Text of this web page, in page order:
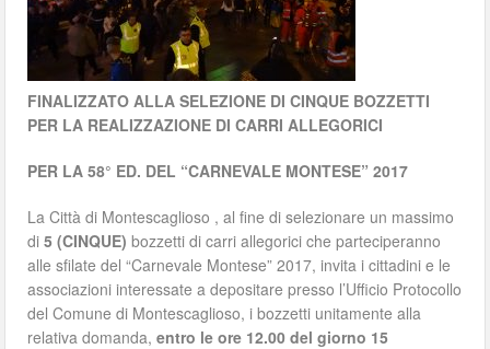
FINALIZZATO ALLA SELEZIONE DI CINQUE BOZZETTI
PER LA REALIZZAZIONE DI CARRI ALLEGORICI
PER LA 58° ED. DEL “CARNEVALE MONTESE” 2017
La Città di Montescaglioso , al fine di selezionare un massimo
di5 (CINQUE) bozzetti di carri allegorici che parteciperanno
alle sfilate del “Carnevale Montese” 2017, invita i cittadini e le
associazioni interessate a depositare presso l’Ufficio Protocollo
del Comune di Montescaglioso, i bozzetti unitamente alla
relativa domanda,entro le ore 12.00 del giorno 15